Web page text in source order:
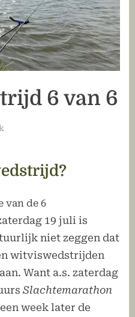
6 van 6
van de 6
19 juli is
niet zeggen dat
witviswedstrijden
Want a.s. zaterdag
Slachtemarathon
week later de